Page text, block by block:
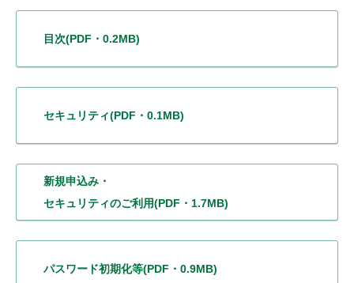
目次(PDF・0.2MB)
セキュリティ(PDF・0.1MB)
新規申込み・
セキュリティのご利用(PDF・1.7MB)
パスワード初期化等(PDF・0.9MB)